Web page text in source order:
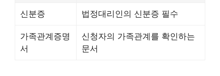
신분증 법정대리인의 신분증 필수
가족관계증명
서
신청자의 가족관계를 확인하는
문서